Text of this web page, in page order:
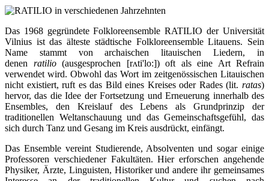
Das 1968 gegründete Folkloreensemble RATILIO der Universität
Vilnius ist das älteste städtische Folkloreensemble Litauens. Sein
Name stammt von archaischen litauischen Liedern, in
denen ratilio(ausgesprochen [rʌti'lo:]) oft als eine Art Refrain
verwendet wird. Obwohl das Wort im zeitgenössischen Litauischen
nicht existiert, ruft es das Bild eines Kreises oder Rades (lit. ratas)
hervor, das die Idee der Fortsetzung und Erneuerung innerhalb des
Ensembles, den Kreislauf des Lebens als Grundprinzip der
traditionellen Weltanschauung und das Gemeinschaftsgefühl, das
sich durch Tanz und Gesang im Kreis ausdrückt, einfängt.
Das Ensemble vereint Studierende, Absolventen und sogar einige
Professoren verschiedener Fakultäten. Hier erforschen angehende
Physiker, Ärzte, Linguisten, Historiker und andere ihr gemeinsames